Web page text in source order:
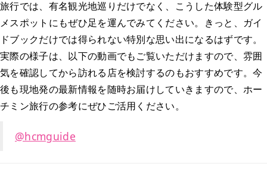
旅行では、有名観光地巡りだけでなく、こうした体験型グル
メスポットにもぜひ足を運んでみてください。きっと、ガイ
ドブックだけでは得られない特別な思い出になるはずです。
実際の様子は、以下の動画でもご覧いただけますので、雰囲
気を確認してから訪れる店を検討するのもおすすめです。今
後も現地発の最新情報を随時お届けしていきますので、ホー
チミン旅行の参考にぜひご活用ください。
@hcmguide